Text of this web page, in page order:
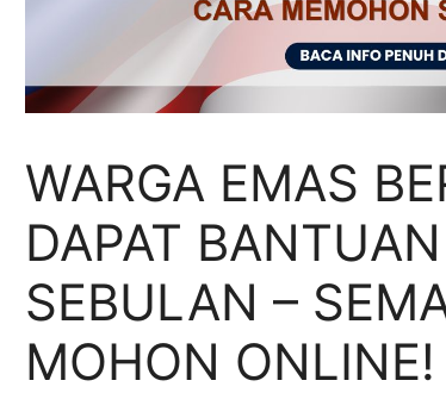
WARGA EMAS
DAPAT
SEBULAN –
MOHON ONLINE!